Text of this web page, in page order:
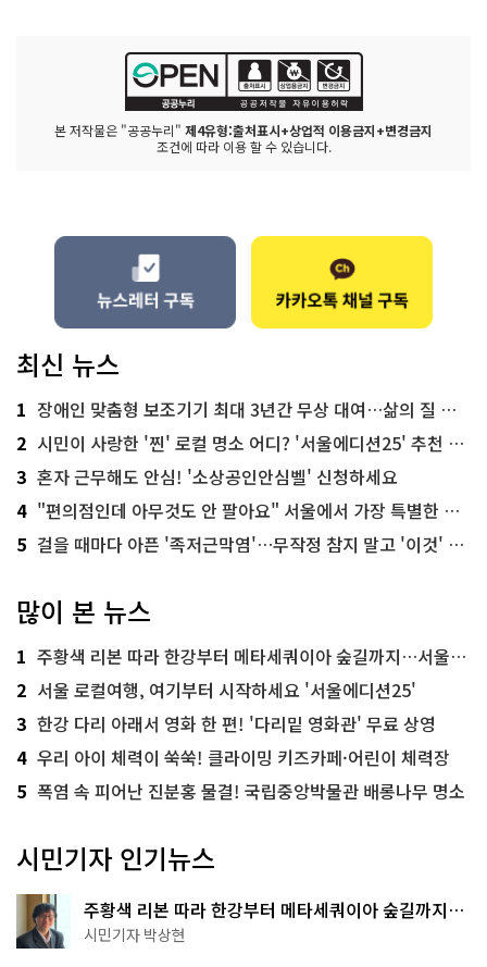
본 저작물은 "공공누리" 제4유형:출처표시+상업적 이용금지+변경금지
조건에 따라 이용 할 수 있습니다.
최신 뉴스
1 장애인 맞춤형 보조기기 최대 3년간 무상 대여…삶의 질 높인다
2 시민이 사랑한 '찐' 로컬 명소 어디? '서울에디션25' 추천 코스
3 혼자 근무해도 안심! '소상공인안심벨' 신청하세요
4 "편의점인데 아무것도 안 팔아요" 서울에서 가장 특별한 편의점의 정체
5 걸을 때마다 아픈 '족저근막염'…무작정 참지 말고 '이것' 해보세요!
많이 본 뉴스
1 주황색 리본 따라 한강부터 메타세쿼이아 숲길까지…서울둘레길 15코스
2 서울 로컬여행, 여기부터 시작하세요 '서울에디션25'
3 한강 다리 아래서 영화 한 편! '다리밑 영화관' 무료 상영
4 우리 아이 체력이 쑥쑥! 클라이밍 키즈카페·어린이 체력장
5 폭염 속 피어난 진분홍 물결! 국립중앙박물관 배롱나무 명소
시민기자 인기뉴스
주황색 리본 따라 한강부터 메타세쿼이아 숲길까지…
서울둘레길 15코스
시민기자 박상현